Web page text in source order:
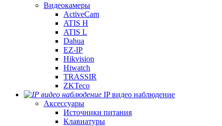
Видеокамеры
ActiveCam
ATIS H
ATIS L
Dahua
EZ-IP
Hikvision
Hiwatch
TRASSIR
ZKTeco
IP видео наблюдение
Аксессуары
Источники питания
Клавиатуры